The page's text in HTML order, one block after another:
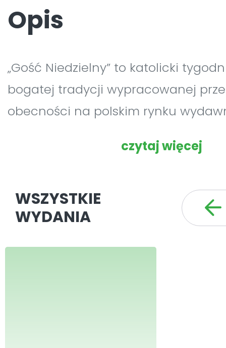
Opis
„Gość Niedzielny” to katolicki
bogatej tradycji wypracowanej
obecności na polskim rynku
Obecnie jest najchętniej
względem sprzedaży wśród
Jego średnia sprzedaż za rok 2010
czytaj więcej
WSZYSTKIE
WYDANIA